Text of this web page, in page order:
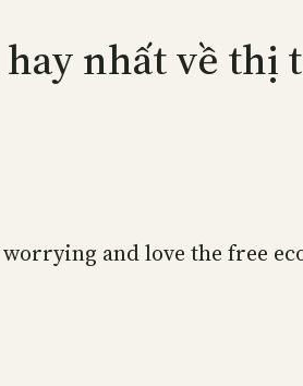
nhất về
and love the free